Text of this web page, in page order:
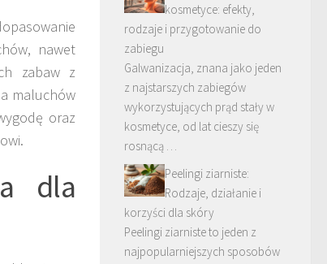
nawet
zabaw z
maluchów
oraz
dla
kosmetyce: efekty,
rodzaje i przygotowanie do
zabiegu
Galwanizacja, znana jako jeden
z najstarszych zabiegów
wykorzystujących prąd stały w
kosmetyce, od lat cieszy się
rosnącą …
Peelingi ziarniste:
Rodzaje, działanie i
korzyści dla skóry
Peelingi ziarniste to jeden z
najpopularniejszych sposobów